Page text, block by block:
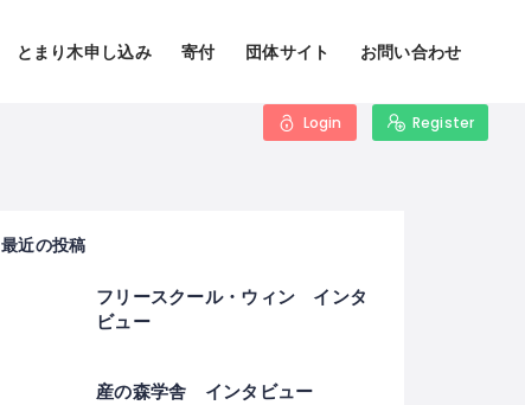
とまり木申し込み 寄付 団体サイト お問い合わせ
Login Register
最近の投稿
フリースクール・ウィン インタ
ビュー
産の森学舎 インタビュー